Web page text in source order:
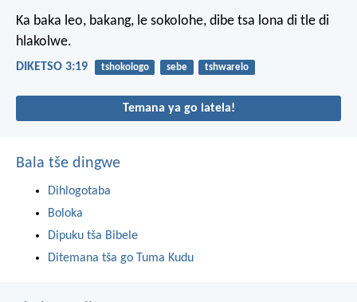
Ka baka leo, bakang, le sokolohe, dibe tsa lona di tle di
hlakolwe.
DIKETSO 3:19 tshokologo sebe tshwarelo
Temana ya go latela!
Bala tše dingwe
Dihlogotaba
Boloka
Dipuku tša Bibele
Ditemana tša go Tuma Kudu